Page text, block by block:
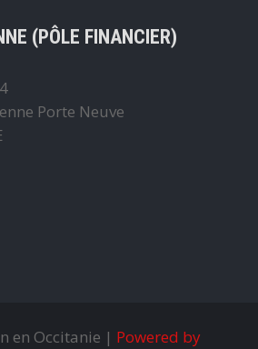
(PÔLE FINANCIER)
Porte Neuve
en Occitanie | Powered by